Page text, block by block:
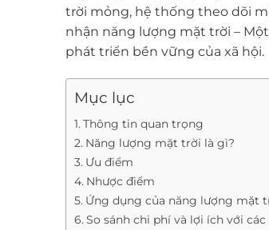
trời mỏng, hệ thống theo dõi
nhận năng lượng mặt trời –
phát triển bền vững của xã hội.
Mục lục
Thông tin quan trọng
Năng lượng mặt trời là gì?
Ưu điểm
Nhược điểm
Ứng dụng của năng lượng mặt
So sánh chi phí và lợi ích với